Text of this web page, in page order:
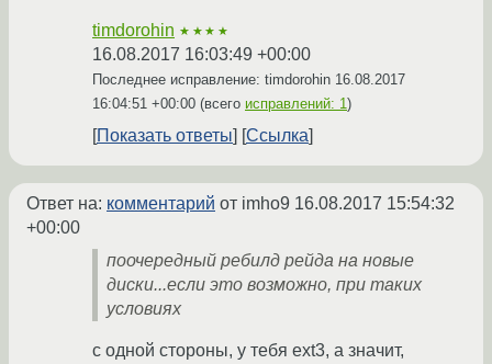
timdorohin ★★★★
16.08.2017 16:03:49 +00:00
Последнее исправление: timdorohin 16.08.2017
16:04:51 +00:00 (всего исправлений: 1)
Показать ответы Ссылка
Ответ на: комментарий от imho9 16.08.2017 15:54:32
+00:00
поочередный ребилд рейда на новые
диски...если это возможно, при таких
условиях
с одной стороны, у тебя ext3, а значит,